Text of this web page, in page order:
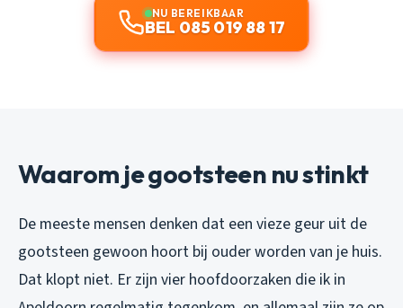
NU BEREIKBAAR
BEL 085 019 88 17
Waarom je gootsteen nu stinkt
De meeste mensen denken dat een vieze geur uit de
gootsteen gewoon hoort bij ouder worden van je huis.
Dat klopt niet. Er zijn vier hoofdoorzaken die ik in